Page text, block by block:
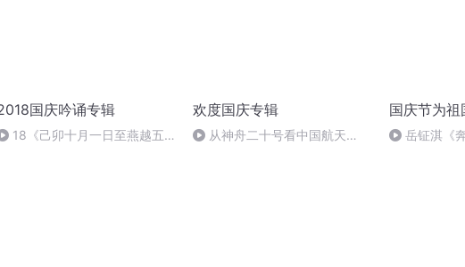
国庆吟诵专辑
18《己卯十月一日至燕越五
欢度国庆专辑
从神舟二十号看中国航天
国庆节为祖
岳钲淇《